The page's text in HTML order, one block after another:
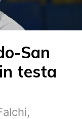
San
testa